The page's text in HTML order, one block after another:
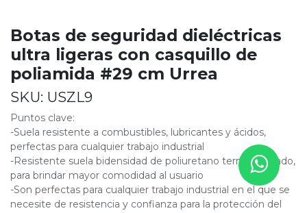
Botas de seguridad dieléctricas
ultra ligeras con casquillo de
poliamida #29 cm Urrea
SKU: USZL9
Puntos clave:
-Suela resistente a combustibles, lubricantes y ácidos,
perfectas para cualquier trabajo industrial
-Resistente suela bidensidad de poliuretano termoformado,
para brindar mayor comodidad al usuario
-Son perfectas para cualquier trabajo industrial en el que se
necesite de resistencia y confianza para la protección del